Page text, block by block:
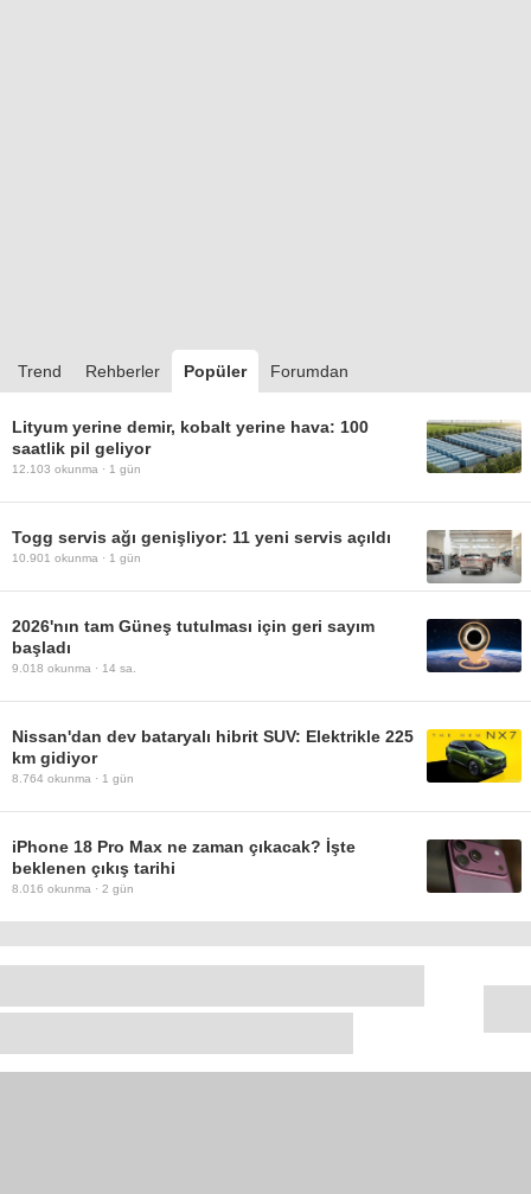
Trend Rehberler Popüler Forumdan
Lityum yerine demir, kobalt yerine hava: 100
saatlik pil geliyor
12.103 okunma · 1 gün
Togg servis ağı genişliyor: 11 yeni servis açıldı
10.901 okunma · 1 gün
2026'nın tam Güneş tutulması için geri sayım
başladı
9.018 okunma · 14 sa.
Nissan'dan dev bataryalı hibrit SUV: Elektrikle 225
km gidiyor
8.764 okunma · 1 gün
iPhone 18 Pro Max ne zaman çıkacak? İşte
beklenen çıkış tarihi
8.016 okunma · 2 gün